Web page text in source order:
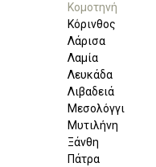
Κομοτηνή
Κόρινθος
Λάρισα
Λαμία
Λευκάδα
Λιβαδειά
Μεσολόγγι
Μυτιλήνη
Ξάνθη
Πάτρα